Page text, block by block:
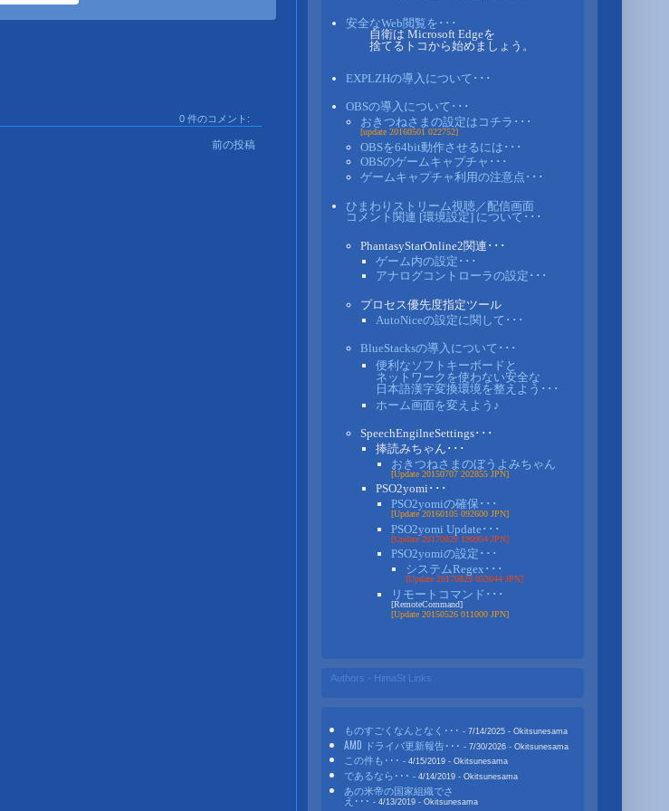
0 件のコメント:
前の投稿
安全なWeb閲覧を･･･
自衛は Microsoft Edgeを
捨てるトコから始めましょう。
EXPLZHの導入について･･･
OBSの導入について･･･
おきつねさまの設定はコチラ･･･
[update 20160501 022752]
OBSを64bit動作させるには･･･
OBSのゲームキャプチャ･･･
ゲームキャプチャ利用の注意点･･･
ひまわりストリーム視聴／配信画面
コメント関連 [環境設定] について･･･
PhantasyStarOnline2関連･･･
ゲーム内の設定･･･
アナログコントローラの設定･･･
プロセス優先度指定ツール
AutoNiceの設定に関して･･･
BlueStacksの導入について･･･
便利なソフトキーボードと
ネットワークを使わない安全な
日本語漢字変換環境を整えよう･･･
ホーム画面を変えよう♪
SpeechEngilneSettings･･･
捧読みちゃん･･･
おきつねさまのぼうよみちゃん
[Update 20150707 202855 JPN]
PSO2yomi･･･
PSO2yomiの確保･･･
[Update 20160105 092600 JPN]
PSO2yomi Update･･･
[Update 20170829 190954 JPN]
PSO2yomiの設定･･･
システムRegex･･･
[Update 20170829 053044 JPN]
リモートコマンド･･･
[RemoteCommand]
[Update 20150526 011000 JPN]
Authors - HimaSt Links
ものすごくなんとなく･･･ - 7/14/2025 - Okitsunesama
AMD ドライバ更新報告･･･ - 7/30/2026 - Okitsunesama
この件も･･･ - 4/15/2019 - Okitsunesama
であるなら･･･ - 4/14/2019 - Okitsunesama
あの米帝の国家組織でさ
え･･･ - 4/13/2019 - Okitsunesama